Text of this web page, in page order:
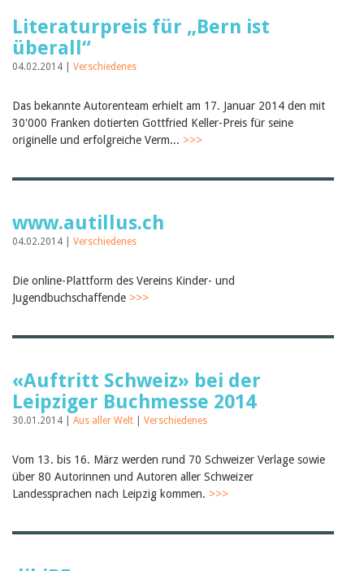
Literaturpreis für „Bern ist
überall“
04.02.2014 | Verschiedenes
Das bekannte Autorenteam erhielt am 17. Januar 2014 den mit
30'000 Franken dotierten Gottfried Keller-Preis für seine
originelle und erfolgreiche Verm... >>>
www.autillus.ch
04.02.2014 | Verschiedenes
Die online-Plattform des Vereins Kinder- und
Jugendbuchschaffende >>>
«Auftritt Schweiz» bei der
Leipziger Buchmesse 2014
30.01.2014 | Aus aller Welt Verschiedenes
Vom 13. bis 16. März werden rund 70 Schweizer Verlage sowie
über 80 Autorinnen und Autoren aller Schweizer
Landessprachen nach Leipzig kommen. >>>